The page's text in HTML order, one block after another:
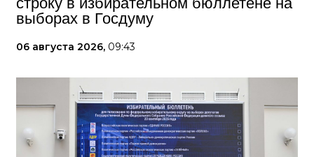
выборах в Госдуму
06 августа 2026, 09:43